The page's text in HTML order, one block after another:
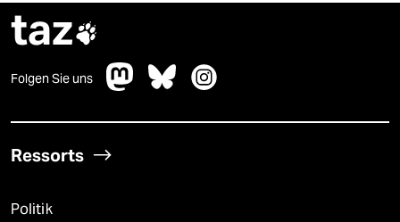
taz
Folgen Sie uns
Ressorts
Politik